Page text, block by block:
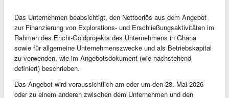
Das Unternehmen beabsichtigt, den Nettoerlös aus dem Angebot
zur Finanzierung von Explorations- und Erschließungsaktivitäten im
Rahmen des Enchi-Goldprojekts des Unternehmens in Ghana
sowie für allgemeine Unternehmenszwecke und als Betriebskapital
zu verwenden, wie im Angebotsdokument (wie nachstehend
definiert) beschrieben.
Das Angebot wird voraussichtlich am oder um den 28. Mai 2026
oder zu einem anderen zwischen dem Unternehmen und den